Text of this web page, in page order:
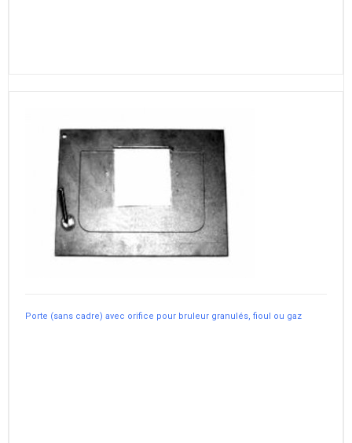
Porte (sans cadre) avec orifice pour bruleur granulés, fioul ou gaz